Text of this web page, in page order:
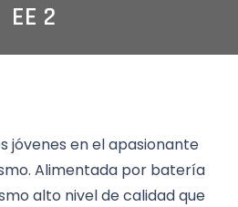
EE 2
jóvenes en el apasionante
Alimentada por batería
alto nivel de calidad que